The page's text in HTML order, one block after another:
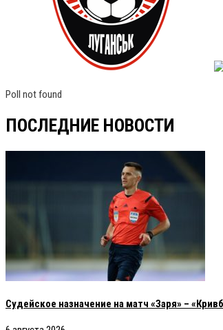
Poll not found
ПОСЛЕДНИЕ НОВОСТИ
Судейское назначение на матч «Заря» –